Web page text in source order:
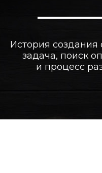
История
задача, поиск
и процесс